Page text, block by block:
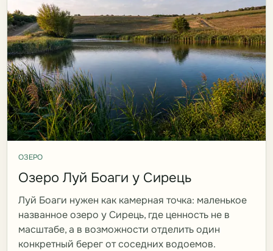
ОЗЕРО
Озеро Луй Боаги у Сирець
Луй Боаги нужен как камерная точка: маленькое
названное озеро у Сирець, где ценность не в
масштабе, а в возможности отделить один
конкретный берег от соседних водоемов.